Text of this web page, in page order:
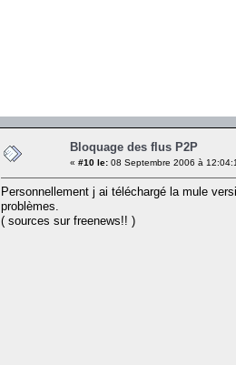
Bloquage des flus P2P
« #10 le: 08 Septembre 2006 à
Personnellement j ai téléchargé la mule
problèmes.
( sources sur freenews!! )